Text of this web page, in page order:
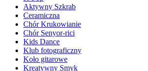
Aktywny Szkrab
Ceramiczna
Chór Krukowianie
Chór Senyor-rici
Kids Dance
Klub fotograficzny
Koło gitarowe
Kreatywny Smyk